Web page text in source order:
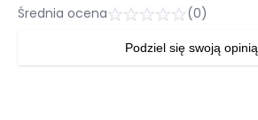
Średnia ocena (0)
Podziel się swoją opinią